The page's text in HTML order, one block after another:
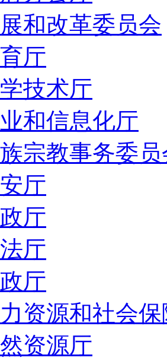
和改革委员会
厅
技术厅
和信息化厅
宗教事务委员
厅
厅
厅
厅
资源和社会
资源厅